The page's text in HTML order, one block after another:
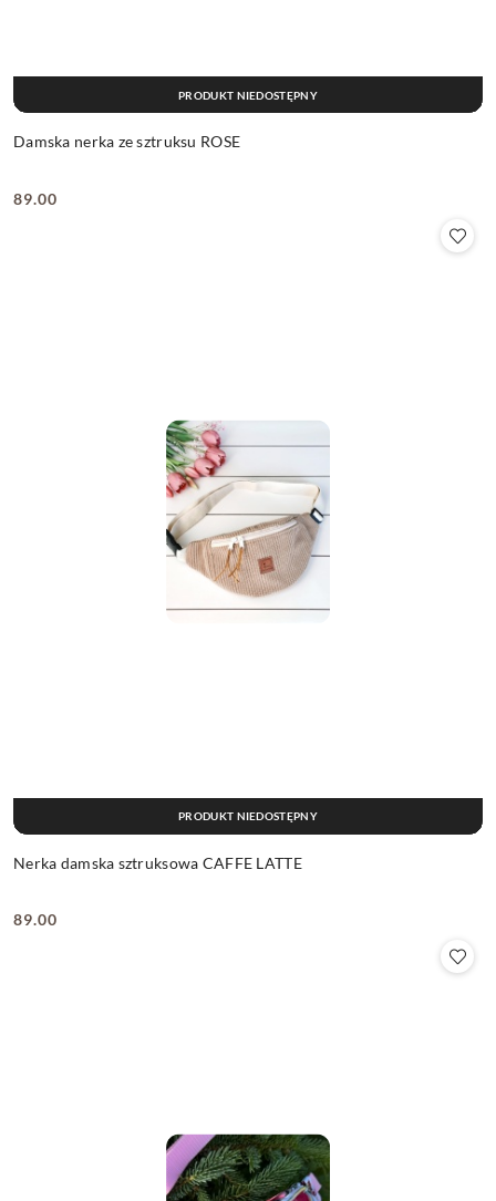
Damska nerka ze sztruksu ROSE
Cena:
89.00
PRODUKT NIEDOSTĘPNY
Nerka damska sztruksowa CAFFE LATTE
Cena:
89.00
PRODUKT NIEDOSTĘPNY